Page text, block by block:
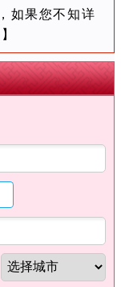
如果您不知详
】